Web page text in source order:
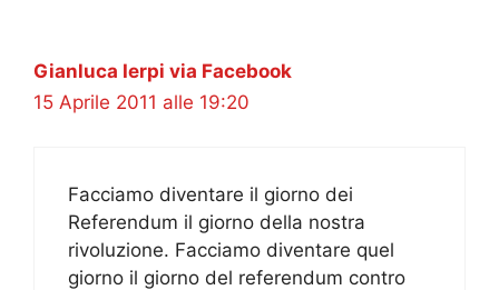
Gianluca Ierpi via Facebook
15 Aprile 2011 alle 19:20
Facciamo diventare il giorno dei
Referendum il giorno della nostra
rivoluzione. Facciamo diventare quel
giorno il giorno del referendum contro